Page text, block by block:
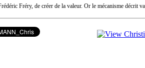
Fréry, de créer de la valeur. Or le mécanisme décrit